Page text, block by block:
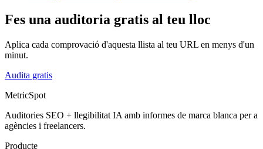
Fes una auditoria gratis al teu lloc
Aplica cada comprovació d'aquesta llista al teu URL en menys d'un
minut.
Audita gratis
MetricSpot
Auditories SEO + llegibilitat IA amb informes de marca blanca per a
agències i freelancers.
Producte